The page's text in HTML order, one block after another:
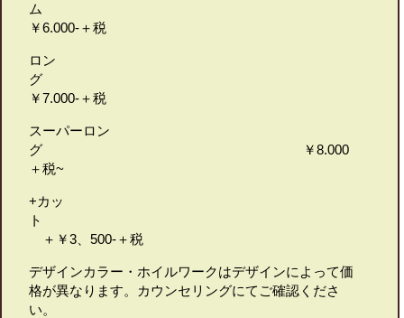
ム
￥6.000-＋税
ロン
グ
￥7.000-＋税
スーパーロン
グ ￥8.000
＋税~
+カッ
ト
＋￥3、500-＋税
デザインカラー・ホイルワークはデザインによって価
格が異なります。カウンセリングにてご確認くださ
い。